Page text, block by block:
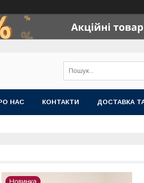
НАС КОНТАКТИ ДОСТАВКА